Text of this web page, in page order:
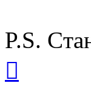
P.S.
началу